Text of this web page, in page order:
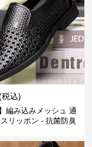
税込)
編み込みメッシュ 通
リッポン - 抗菌防臭